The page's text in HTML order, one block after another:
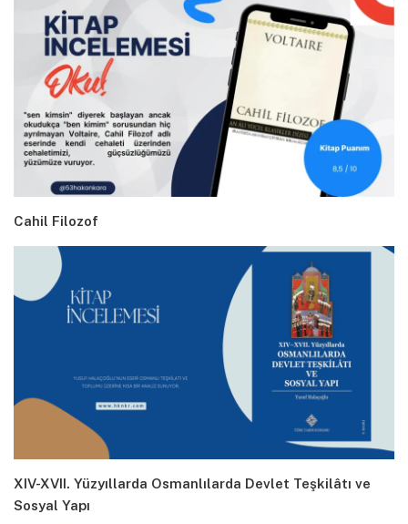
Cahil Filozof
XIV-XVII. Yüzyıllarda Osmanlılarda Devlet Teşkilâtı ve
Sosyal Yapı